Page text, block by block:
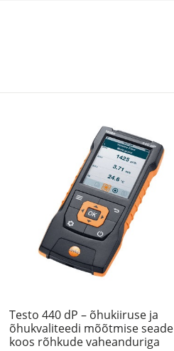
Testo 440 dP – õhukiiruse ja
õhukvaliteedi mõõtmise seade
koos rõhkude vaheanduriga